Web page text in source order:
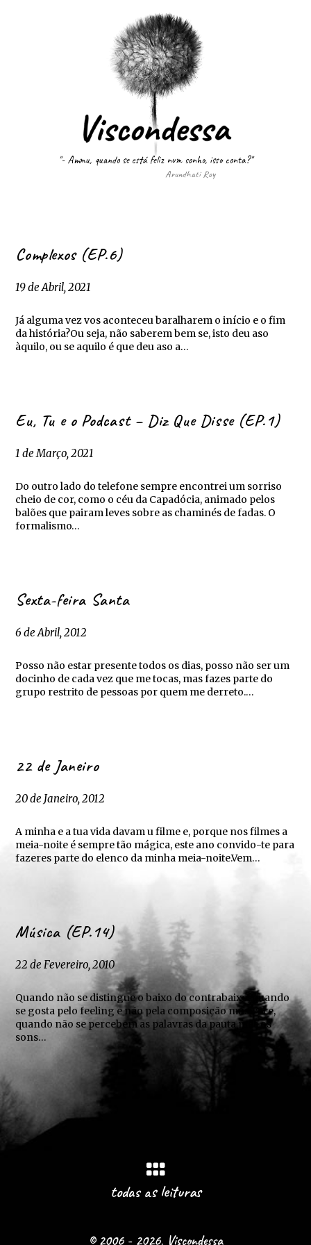
"- Ammu, quando se está feliz num sonho, isso conta?"
Arundhati Roy
Complexos (EP.6)
19 de Abril, 2021
Já alguma vez vos aconteceu baralharem o início e o fim
da história?Ou seja, não saberem bem se, isto deu aso
àquilo, ou se aquilo é que deu aso a…
Eu, Tu e o Podcast – Diz Que Disse (EP.1)
1 de Março, 2021
Do outro lado do telefone sempre encontrei um sorriso
cheio de cor, como o céu da Capadócia, animado pelos
balões que pairam leves sobre as chaminés de fadas. O
formalismo…
Sexta-feira Santa
6 de Abril, 2012
Posso não estar presente todos os dias, posso não ser um
docinho de cada vez que me tocas, mas fazes parte do
grupo restrito de pessoas por quem me derreto.…
22 de Janeiro
20 de Janeiro, 2012
A minha e a tua vida davam u filme e, porque nos filmes a
meia-noite é sempre tão mágica, este ano convido-te para
fazeres parte do elenco da minha meia-noite.Vem…
Música (EP.14)
22 de Fevereiro, 2010
Quando não se distingue o baixo do contrabaixo, quando
se gosta pelo feeling e não pela composição musical e,
quando não se percebem as palavras da pauta mas os
sons…
todas as leituras
© 2006 - 2026, Viscondessa